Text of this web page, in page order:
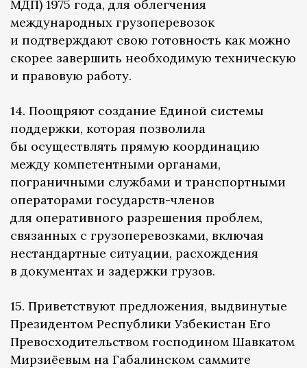
МДП) 1975 года, для облегчения
международных грузоперевозок
и подтверждают свою готовность как можно
скорее завершить необходимую техническую
и правовую работу.
14. Поощряют создание Единой системы
поддержки, которая позволила
бы осуществлять прямую координацию
между компетентными органами,
пограничными службами и транспортными
операторами государств-членов
для оперативного разрешения проблем,
связанных с грузоперевозками, включая
нестандартные ситуации, расхождения
в документах и задержки грузов.
15. Приветствуют предложения, выдвинутые
Президентом Республики Узбекистан Его
Превосходительством господином Шавкатом
Мирзиёевым на Габалинском саммите